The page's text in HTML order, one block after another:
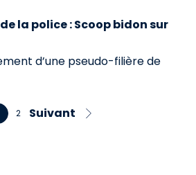
la police : Scoop bidon sur
d’une pseudo-filière de
2 Suivant